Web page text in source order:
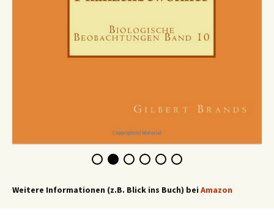
Weitere Informationen (z.B. Blick ins Buch) bei Amazon